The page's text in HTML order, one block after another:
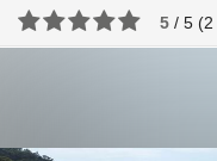
5 / 5 (2